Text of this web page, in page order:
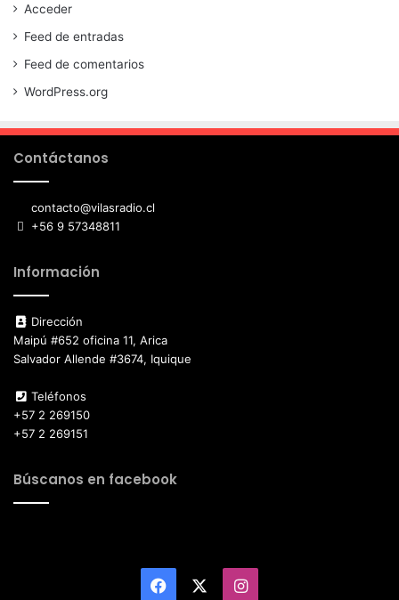
Acceder
Feed de entradas
Feed de comentarios
WordPress.org
Contáctanos
contacto@vilasradio.cl
+56 9 57348811
Información
Dirección
Maipú #652 oficina 11, Arica
Salvador Allende #3674, Iquique
Teléfonos
+57 2 269150
+57 2 269151
Búscanos en facebook
Facebook Instagram